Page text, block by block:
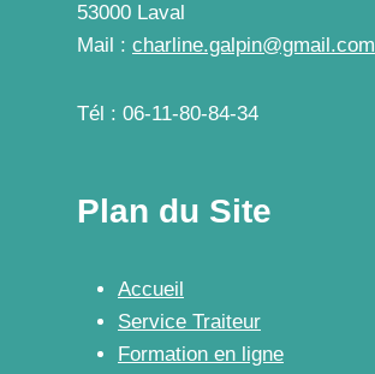
53000 Laval
Mail : charline.galpin@gmail.com
Tél : 06-11-80-84-34
Plan du Site
Accueil
Service Traiteur
Formation en ligne